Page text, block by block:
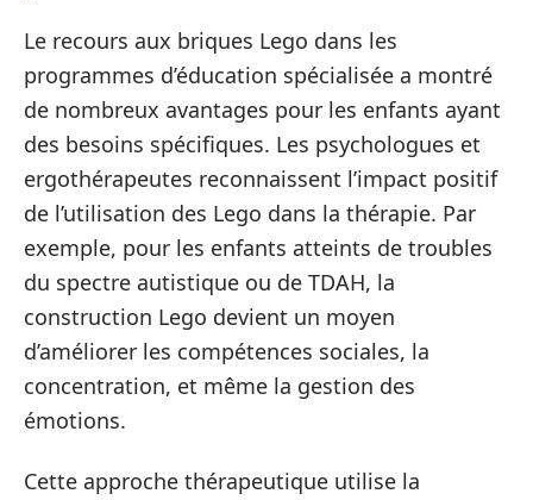
Le recours aux briques Lego dans les
programmes d’éducation spécialisée a montré
de nombreux avantages pour les enfants ayant
des besoins spécifiques. Les psychologues et
ergothérapeutes reconnaissent l’impact positif
de l’utilisation des Lego dans la thérapie. Par
exemple, pour les enfants atteints de troubles
du spectre autistique ou de TDAH, la
construction Lego devient un moyen
d’améliorer les compétences sociales, la
concentration, et même la gestion des
émotions.
Cette approche thérapeutique utilise la